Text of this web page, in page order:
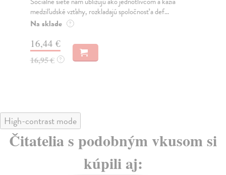
medziľudské vzťahy, rozkladajú spoločnosť a def...
Na sklade ?
16,44 €
16,95 € ?
High-contrast mode
Čitatelia s podobným vkusom si
kúpili aj: